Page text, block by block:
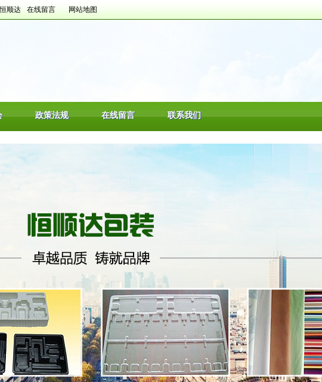
顺达 在线留言 网站地图
政策法规 在线留言 联系我们